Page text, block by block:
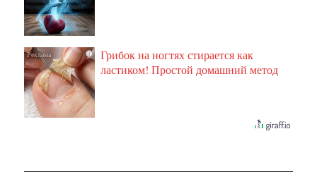
i
Грибок на ногтях стирается как
ластиком! Простой домашний метод